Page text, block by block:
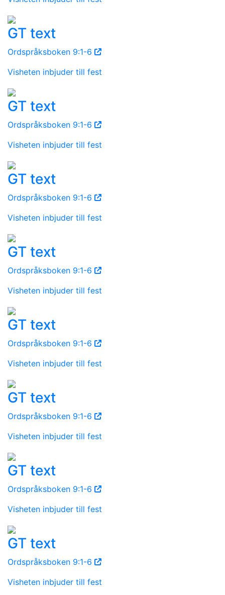
GT text
Ordspråksboken 9:1-6
Visheten inbjuder till fest
GT text
Ordspråksboken 9:1-6
Visheten inbjuder till fest
GT text
Ordspråksboken 9:1-6
Visheten inbjuder till fest
GT text
Ordspråksboken 9:1-6
Visheten inbjuder till fest
GT text
Ordspråksboken 9:1-6
Visheten inbjuder till fest
GT text
Ordspråksboken 9:1-6
Visheten inbjuder till fest
GT text
Ordspråksboken 9:1-6
Visheten inbjuder till fest
GT text
Ordspråksboken 9:1-6
Visheten inbjuder till fest